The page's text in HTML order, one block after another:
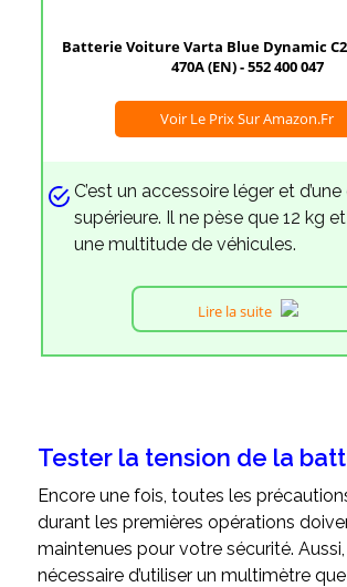
Batterie Voiture Varta Blue Dynamic
470A (EN) - 552 400 047
Voir Le Prix Sur Amazon.fr
C’est un accessoire léger et
supérieure. Il ne pèse que 12 kg
une multitude de véhicules.
Lire la suite
Tester la tension de la
Encore une fois, toutes les
durant les premières opérations
maintenues pour votre sécurité.
nécessaire d’utiliser un multimètre